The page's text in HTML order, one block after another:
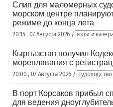
Слип для маломерных
морском центре
режиме до конца лета
20:15 , 07 Августа 2026 / яхты и
Кыргызстан получил
мореплавания с
20:00 , 07 Августа 2026 / судоходство
В порт Корсаков прибыл
для ведения